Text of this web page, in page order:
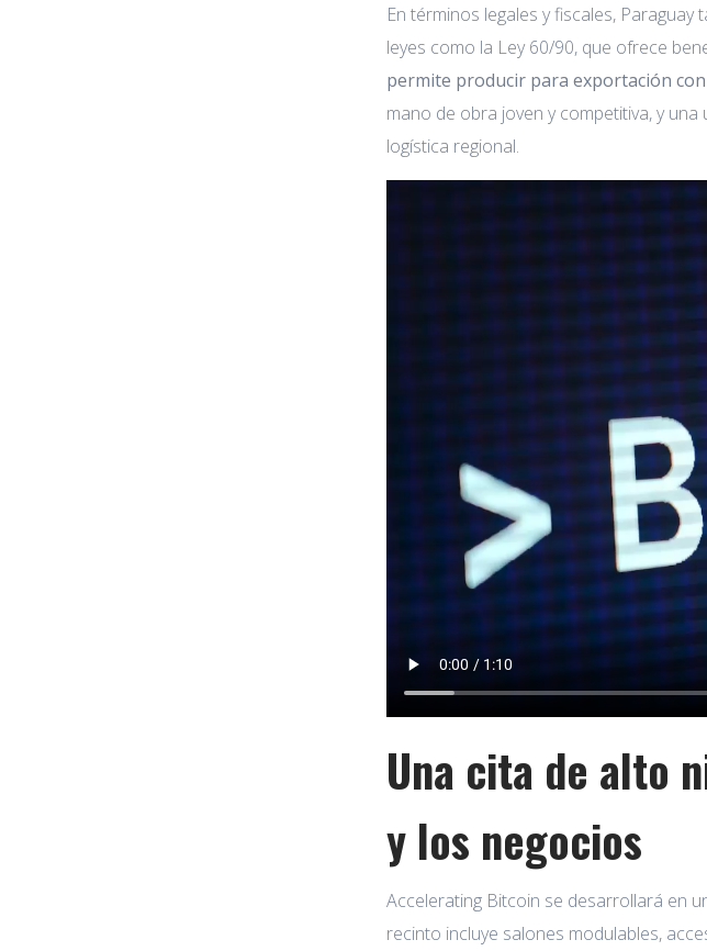
En términos legales y fiscales,
leyes como la Ley 60/90, que ofrece
permite producir para exportación
mano de obra joven y competitiva, y
logística regional.
Una cita de alto
y los negocios
Accelerating Bitcoin se desarrollará en
recinto incluye salones modulables,